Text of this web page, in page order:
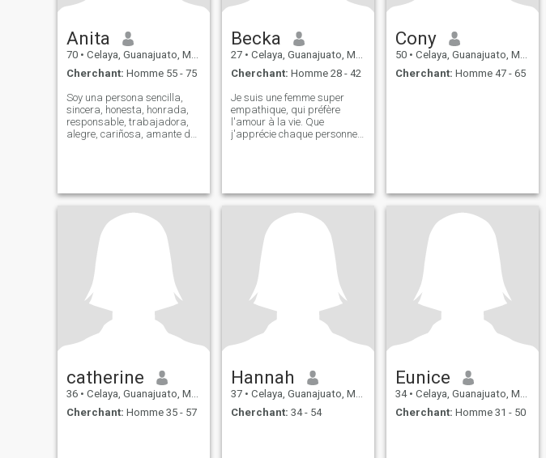
Anita
70 • Celaya, Guanajuato, Mexique
Cherchant: Homme 55 - 75
Soy una persona sencilla,
sincera, honesta, honrada,
responsable, trabajadora,
alegre, cariñosa, amante de
empatica, me gusta
escuchar
Becka
27 • Celaya, Guanajuato, Mexique
Cherchant: Homme 28 - 42
Je suis une femme super
empathique, qui préfère
l'amour à la vie. Que
j'apprécie chaque personne
Cony
50 • Celaya, Guanajuato, Mexique
Cherchant: Homme 47 - 65
catherine
36 • Celaya, Guanajuato, Mexique
Cherchant: Homme 35 - 57
Hannah
37 • Celaya, Guanajuato, Mexique
Cherchant: 34 - 54
Eunice
34 • Celaya, Guanajuato, Mexique
Cherchant: Homme 31 - 50